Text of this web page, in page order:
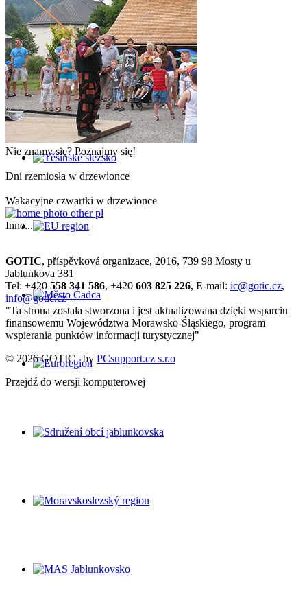
Nie znamy się? Poznajmy się!
Dni rzemiosła w drzewionce
Wakacyjne czwartki w drzewionce
Inne...
GOTIC, příspěvková organizace, 2016, 739 98 Mosty u
Jablunkova 381
Tel: +420 558 341 586, +420 603 825 226, E-mail: ic@gotic.cz,
info@gotic.cz
"Ta strona została stworzona i jest aktualizowana dzięki wsparciu
finansowemu Województwa Morawsko-Śląskiego, program
wspierania punktów informacji turystycznej"
© 2026 GOTIC | by PCsupport.cz s.r.o
Przejdź do wersji komputerowej